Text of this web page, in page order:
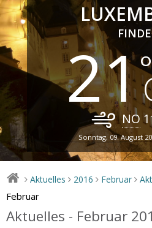
21
NO
Sonntag, 09. August
> Aktuelles > 2016 > Februar >
Februar
Aktuelles - Februar